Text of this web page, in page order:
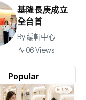
Popular
基隆長庚成立
全台首
By編輯中心
06 Views